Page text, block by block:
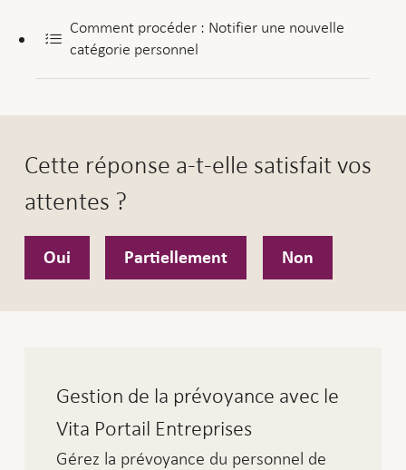
Comment procéder : Notifier une nouvelle
catégorie personnel
Cette réponse a-t-elle satisfait vos
attentes ?
Oui Partiellement Non
Gestion de la prévoyance avec le
Vita Portail Entreprises
Gérez la prévoyance du personnel de